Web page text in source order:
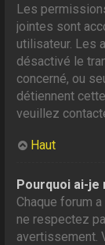
Les
jointes sont
utilisateur. Les
désactivé le
concerné, ou
détiennent
veuillez
Haut
Pourquoi ai-je
Chaque forum
ne respectez
avertissement.